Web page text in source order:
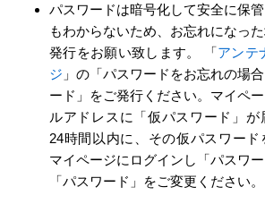
パスワードは暗号化して安全に保
もわからないため、お忘れになっ
発行をお願い致します。 「アンテ
ジ 」の「パスワードをお忘れの場
ード」をご発行ください。マイペ
ルアドレスに「仮パスワード」が
24時間以内に、その仮パスワー
マイページにログインし「パスワー
「パスワード」をご変更ください。